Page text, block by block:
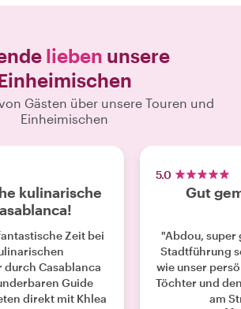
lieben unsere
Gästen über unsere Touren und
Einheimischen
kulinarische
Zeit bei
durch Casablanca
Guide
direkt mit Khlea
5.0
Gut
"Abdou, super
Stadtführung
wie unser
Töchter und
am